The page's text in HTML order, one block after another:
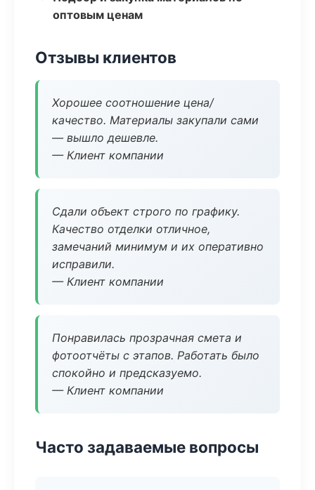
оптовым ценам
Отзывы клиентов
Хорошее соотношение цена/
качество. Материалы закупали сами
— вышло дешевле.
— Клиент компании
Сдали объект строго по графику.
Качество отделки отличное,
замечаний минимум и их оперативно
исправили.
— Клиент компании
Понравилась прозрачная смета и
фотоотчёты с этапов. Работать было
спокойно и предсказуемо.
— Клиент компании
Часто задаваемые вопросы